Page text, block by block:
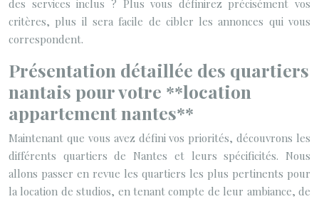
des services inclus ? Plus vous définirez précisément vos
critères, plus il sera facile de cibler les annonces qui vous
correspondent.
Présentation détaillée des quartiers
nantais pour votre **location
appartement nantes**
Maintenant que vous avez défini vos priorités, découvrons les
différents quartiers de Nantes et leurs spécificités. Nous
allons passer en revue les quartiers les plus pertinents pour
la location de studios, en tenant compte de leur ambiance, de